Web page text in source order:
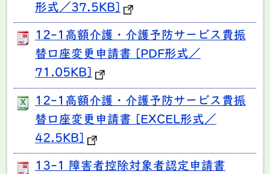
形式／37.5KB]
12-1高額介護・介護予防サービス費振
替口座変更申請書 [PDF形式／
71.05KB]
12-1高額介護・介護予防サービス費振
替口座変更申請書 [EXCEL形式／
42.5KB]
13-1 障害者控除対象者認定申請書